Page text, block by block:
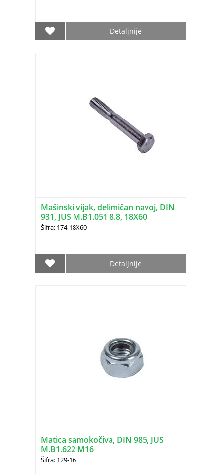
Detaljnije
Mašinski vijak, delimičan navoj, DIN
931, JUS M.B1.051 8.8, 18X60
Šifra: 174-18X60
Detaljnije
Matica samokočiva, DIN 985, JUS
M.B1.622 M16
Šifra: 129-16